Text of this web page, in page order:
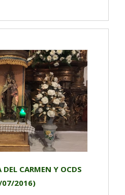
DEL CARMEN Y OCDS
07/2016)